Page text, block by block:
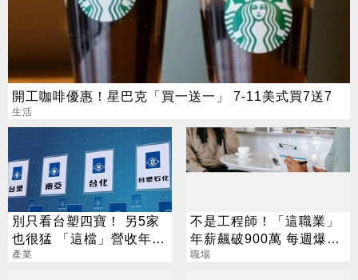
開工咖啡優惠！星巴克「買一送一」 7-11美式買7送7
生活
別只看台塑四寶！ 另5家
也很猛 「這檔」營收年增
衝7倍
產業
不是工程師！「這職業」
年薪飆破900萬 每週爆肝
70小時仍搶破頭
職場